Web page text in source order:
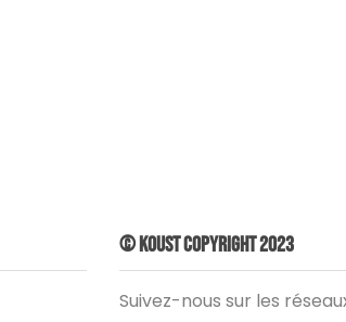
© Koust Copyright 2023
Suivez-nous sur les